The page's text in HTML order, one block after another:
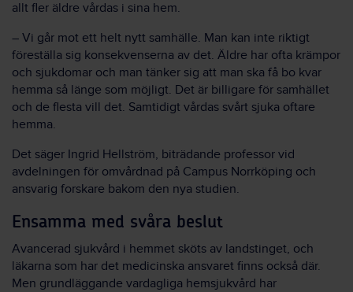
allt fler äldre vårdas i sina hem.
– Vi går mot ett helt nytt samhälle. Man kan inte riktigt
föreställa sig konsekvenserna av det. Äldre har ofta krämpor
och sjukdomar och man tänker sig att man ska få bo kvar
hemma så länge som möjligt. Det är billigare för samhället
och de flesta vill det. Samtidigt vårdas svårt sjuka oftare
hemma.
Det säger Ingrid Hellström, biträdande professor vid
avdelningen för omvårdnad på Campus Norrköping och
ansvarig forskare bakom den nya studien.
Ensamma med svåra beslut
Avancerad sjukvård i hemmet sköts av landstinget, och
läkarna som har det medicinska ansvaret finns också där.
Men grundläggande vardagliga hemsjukvård har